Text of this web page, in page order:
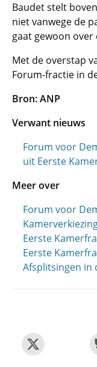
Baudet stelt
niet vanwege de
gaat gewoon
Met de overstap
Forum-fractie in
Bron: ANP
Verwant nieuws
Forum voor
uit Eerste
Meer over
Forum voor
Eerste
Eerste
Afsplitsingen in